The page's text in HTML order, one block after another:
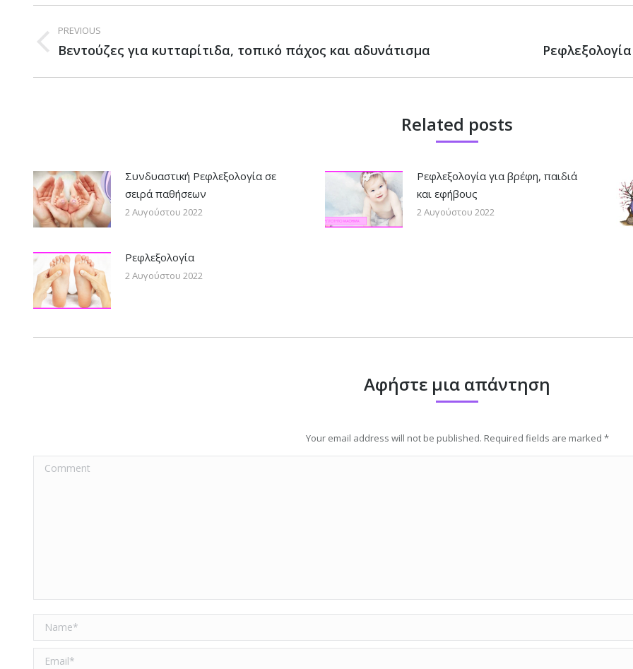
Post
navigation
PREVIOUS
Previous
Βεντούζες για κυτταρίτιδα, τοπικό πάχος και αδυνάτισμα
Related posts
Συνδυαστική Ρεφλεξολογία σε
σειρά παθήσεων
2 Αυγούστου 2022
Ρεφλεξολογία για βρέφη, παιδιά
και εφήβους
2 Αυγούστου 2022
Ρεφλεξολογία
2 Αυγούστου 2022
Αφήστε μια απάντηση
Your email address will not be published. Required fields are marked *
Comment
Name *
Email *